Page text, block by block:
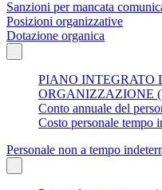
Sanzioni per mancata
Posizioni organizzative
Dotazione organica
PIANO INTEGRATO
ORGANIZZAZIONE
Conto annuale del
Costo personale tempo
Personale non a tempo